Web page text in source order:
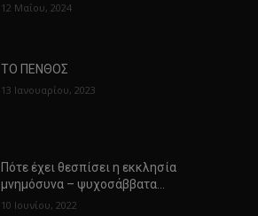
12 Μαΐου, 2024
ΤΟ ΠΕΝΘΟΣ
13 Ιανουαρίου, 2023
Πότε έχει θεσπίσει η εκκλησία
μνημόσυνα – ψυχοσάββατα…
10 Ιουνίου, 2022